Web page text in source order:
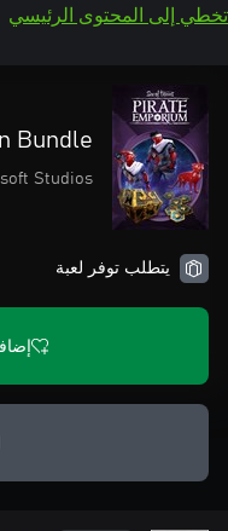
تخطي إلى المحتوى الرئيسي
Bundle
Studios
يتطلب توفر لعبة